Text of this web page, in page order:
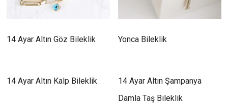
14 Ayar Altın Göz Bileklik Yonca Bileklik
14 Ayar Altın Kalp Bileklik
14 Ayar Altın Şampanya
Damla Taş Bileklik